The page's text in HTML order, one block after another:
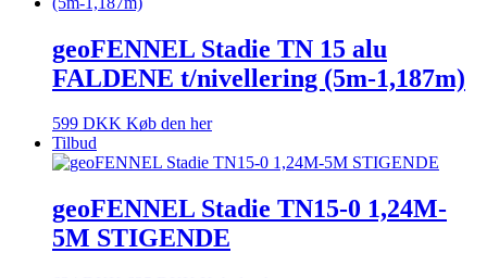
geoFENNEL Stadie TN 15 alu
FALDENE t/nivellering (5m-1,187m)
599 DKK Køb den her
Tilbud
geoFENNEL Stadie TN15-0 1,24M-
5M STIGENDE